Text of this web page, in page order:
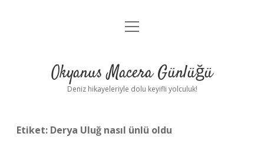
Anasayfa
Yasal Uyarı
menüyü
Okyanus Macera Günlüğü
Deniz hikayeleriyle dolu keyifli yolculuk!
Etiket: Derya Uluğ nasıl ünlü oldu